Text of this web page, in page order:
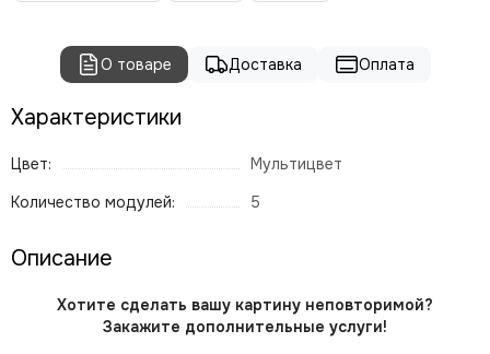
О товаре Доставка Оплата
Характеристики
Цвет:
Мультицвет
Количество модулей:
5
Описание
Хотите сделать вашу картину неповторимой?
Закажите дополнительные услуги!